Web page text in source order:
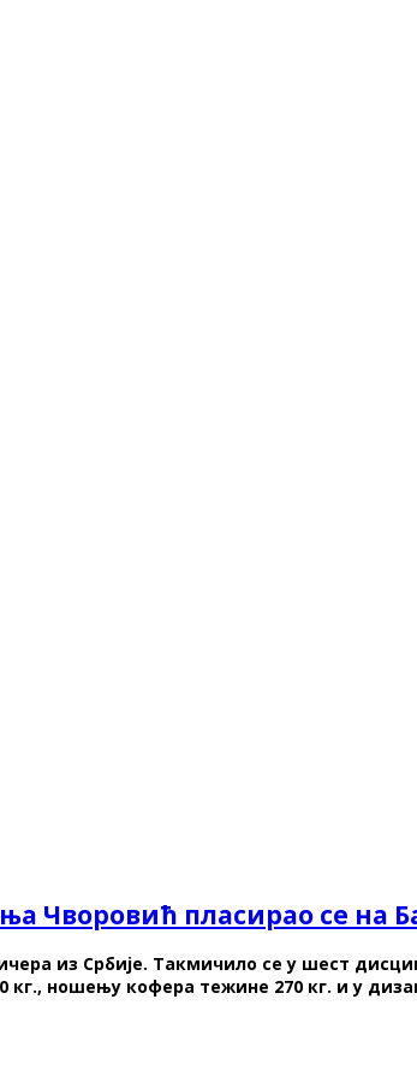
Чворовић пласирао се на
из Србије. Такмичило се у шест
ношењу кофера тежине 270 кг. и у